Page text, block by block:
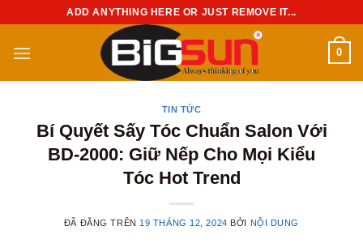
nội
ADD ANYTHING HERE OR JUST REMOVE IT...
0
TIN TỨC
Bí Quyết Sấy Tóc Chuẩn Salon Với
BD-2000: Giữ Nếp Cho Mọi Kiểu
Tóc Hot Trend
ĐÃ ĐĂNG TRÊN 19 THÁNG 12, 2024 BỞI NỘI DUNG